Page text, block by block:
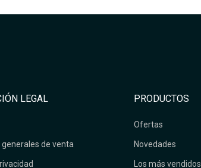
LEGAL
de venta
PRODUCTOS
Ofertas
Novedades
Los más vendidos